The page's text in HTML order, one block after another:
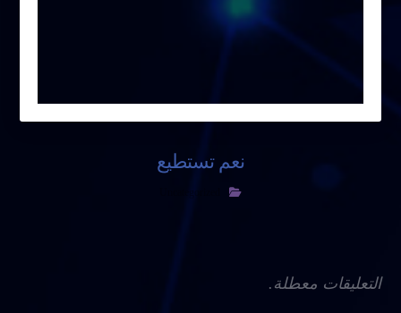
نعم تستطيع
التعليقات معطلة.